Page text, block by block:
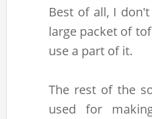
Best of all, I
large packet of
use a part of it.
The rest of the
used for